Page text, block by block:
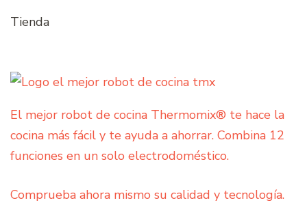
Tienda
El mejor robot de cocina Thermomix® te hace la
cocina más fácil y te ayuda a ahorrar. Combina 12
funciones en un solo electrodoméstico.
Comprueba ahora mismo su calidad y tecnología.